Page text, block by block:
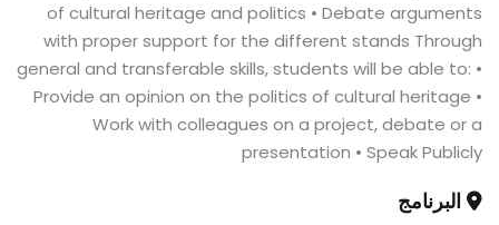
of cultural heritage and politics • Debate arguments
with proper support for the different stands Through
general and transferable skills, students will be able to: •
Provide an opinion on the politics of cultural heritage •
Work with colleagues on a project, debate or a
presentation • Speak Publicly
البرنامج